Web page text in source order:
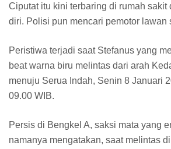
Ciputat itu kini terbaring di rumah sakit
diri. Polisi pun mencari pemotor lawan
Peristiwa terjadi saat Stefanus yang
beat warna biru melintas dari arah
menuju Serua Indah, Senin 8 Januari
09.00 WIB.
Persis di Bengkel A, saksi mata yang
namanya mengatakan, saat melintas